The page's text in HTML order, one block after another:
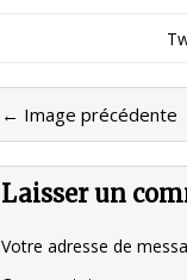
← Image précédente
Laisser un
Votre adresse de